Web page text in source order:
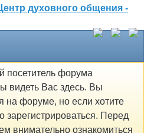
форума
видеть Вас здесь. Вы
на форуме, но если хотите
зарегистрироваться. Перед
внимательно ознакомиться